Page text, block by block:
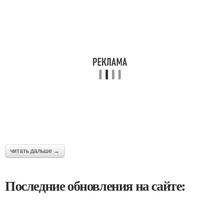
читать дальше →
Последние обновления на сайте: